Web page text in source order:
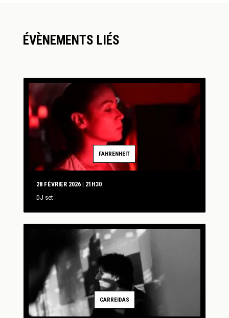
ÉVÈNEMENTS LIÉS
FAHRENHEIT
28 FÉVRIER 2026 | 21H30
DJ set
CARREIDAS